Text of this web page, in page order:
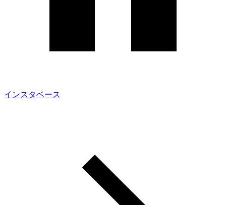
インスタベース